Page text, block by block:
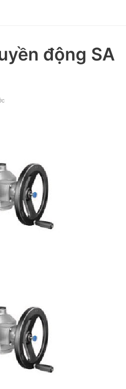
động SA